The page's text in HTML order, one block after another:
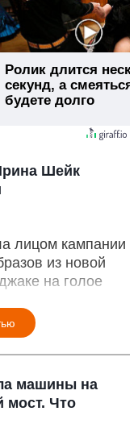
Ролик длится
секунд, а
будете долго
Шейк
лицом кампании
из новой
на голое
машины на
мост. Что